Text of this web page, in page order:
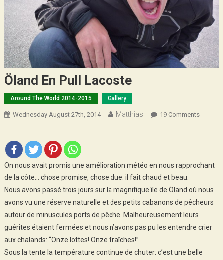
Öland En Pull Lacoste
Around The World 2014-2015 Gallery
Wednesday August 27th, 2014 Matthias 19 CommentsOn
On nous avait promis une amélioration météo en nous rapprochant
de la côte… chose promise, chose due: il fait chaud et beau.
Nous avons passé trois jours sur la magnifique île de Öland où nous
avons vu une réserve naturelle et des petits cabanons de pêcheurs
autour de minuscules ports de pêche. Malheureusement leurs
guérites étaient fermées et nous n’avons pas pu les entendre crier
aux chalands: “Onze lottes! Onze fraîches!”
Sous la tente la température continue de chuter: c’est une belle